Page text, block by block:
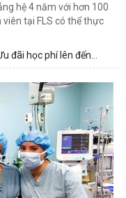
hệ 4 năm với hơn 100
tại FLS có thể thực